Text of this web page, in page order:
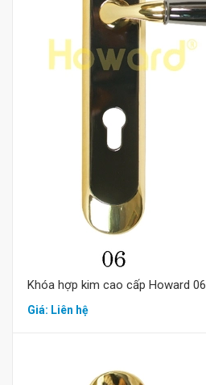
Mua hàng
Khóa hợp kim cao cấp Howard 06
Giá: Liên hệ